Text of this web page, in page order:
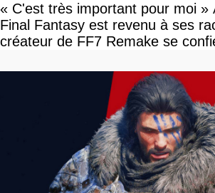
« C'est très important pour moi »
Final Fantasy est revenu à ses
créateur de FF7 Remake se